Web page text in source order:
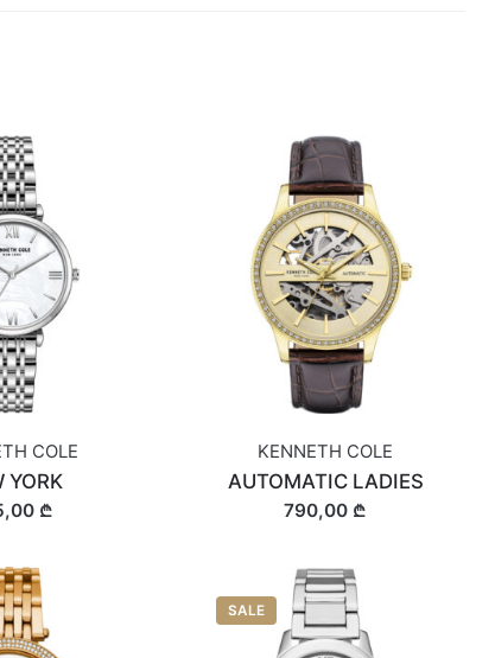
COLE
YORK
₾
KENNETH COLE
AUTOMATIC LADIES
790,00 ₾
SALE